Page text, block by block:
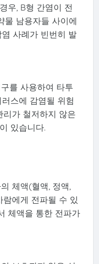
우, B형 간염이 전
물 남용자들 사이에
사례가 빈번히 발
를 사용하여 타투
스에 감염될 위험
리가 철저하지 않은
있습니다.
체액(혈액, 정액,
에게 전파될 수 있
체액을 통한 전파가